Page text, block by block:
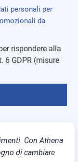
personali per
da
rispondere alla
6 GDPR (misure
Con Athena
di cambiare